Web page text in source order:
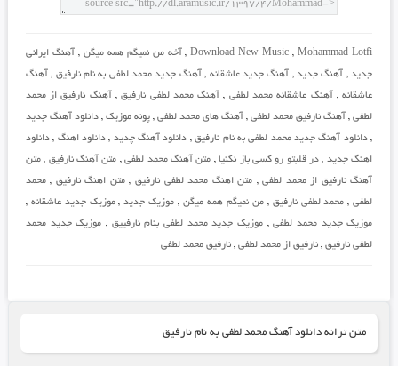
Download New Music ,Mohammad Lotfi
, آخه من نمیگم همه میگن , آهنگ ایرانی
جدید, آهنگ جدید, آهنگ جدید عاشقانه , آهنگ جدید محمد لطفی به نام نارفیق , آهنگ
عاشقانه, آهنگ عاشقانه محمد لطفی , آهنگ محمد لطفی نارفیق, آهنگ نارفیق از محمد
لطفی, آهنگ نارفیق محمد لطفی, آهنگ های محمد لطفی, پونه موزیک ,دانلود آهنگ جدید
,دانلود آهنگ جدید محمد لطفی به نام نارفیق, دانلود آهنگ چدید , دانلود اهنگ ,دانلود
اهنگ جدید , در قلبتو رو کسی باز نکنیا, متن آهنگ محمد لطفی, متن آهنگ نارفیق ,متن
آهنگ نارفیق از محمد لطفی, متن اهنگ محمد لطفی نارفیق,متن اهنگ نارفیق ,محمد
لطفی, محمد لطفی نارفیق ,من نمیگم همه میگن, موزیک جدید,موزیک جدید عاشقانه ,
موزیک جدید محمد لطفی,موزیک جدید محمد لطفی بنام نارفییق , موزیک جدید محمد
لطفی نارفیق, نارفیق از محمد لطفی, نارفیق محمد لطفی
متن ترانه دانلود آهنگ محمد لطفی به نام نارفیق